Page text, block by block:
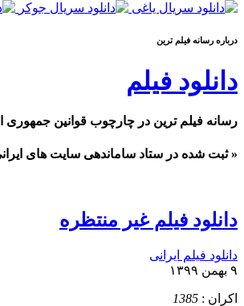
درباره رسانه فيلم ترين
دانلود فیلم
رسانه فیلم ترین در چارچوب قوانین جمهوری
« ثبت شده در ستاد ساماندهی سایت های
دانلود فیلم غیر منتظره
دانلود فیلم ایرانی
۹ بهمن ۱۳۹۹
اکران : 1385